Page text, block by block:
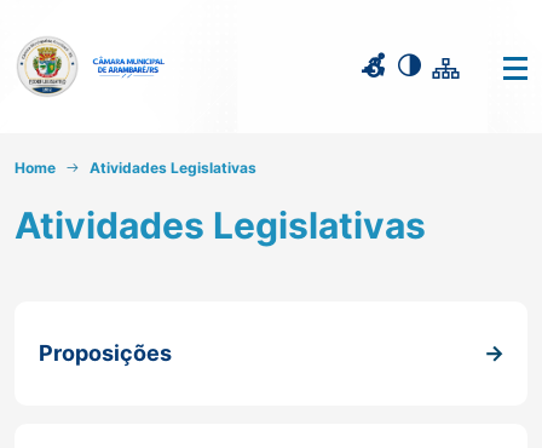
Home Atividades Legislativas
Atividades Legislativas
Proposições